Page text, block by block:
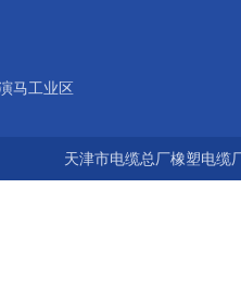
马工业区
天津市电缆总厂橡塑电